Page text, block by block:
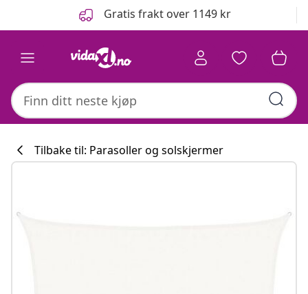
Gratis frakt over 1149 kr
Tilbake til: Parasoller og solskjermer